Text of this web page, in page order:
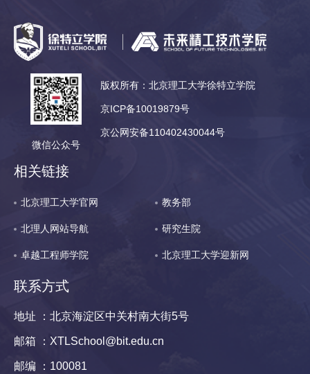
微信公众号
版权所有：北京理工大学徐特立学院
京ICP备10019879号
京公网安备110402430044号
相关链接
北京理工大学官网 教务部
北理人网站导航 研究生院
卓越工程师学院 北京理工大学迎新网
联系方式
地址 ：北京海淀区中关村南大街5号
邮箱 ：XTLSchool@bit.edu.cn
邮编 ：100081